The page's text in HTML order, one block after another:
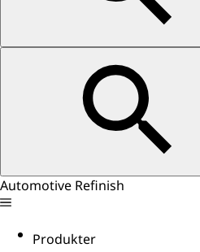
Automotive Refinish
Produkter